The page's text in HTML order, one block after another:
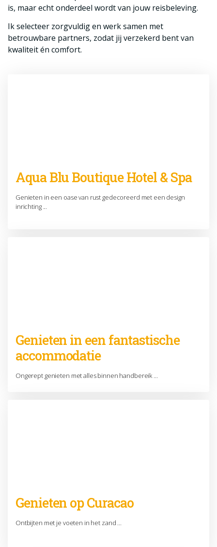
is, maar echt onderdeel wordt van jouw reisbeleving.
Ik selecteer zorgvuldig en werk samen met
betrouwbare partners, zodat jij verzekerd bent van
kwaliteit én comfort.
Aqua Blu Boutique Hotel & Spa
Genieten in een oase van rust gedecoreerd met een design
inrichting ...
Genieten in een fantastische
accommodatie
Ongerept genieten met alles binnen handbereik ...
Genieten op Curacao
Ontbijten met je voeten in het zand ...